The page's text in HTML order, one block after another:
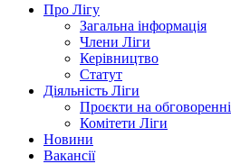
Про Лігу
Загальна інформація
Члени Ліги
Керівництво
Статут
Діяльність Ліги
Проєкти на обговоренні
Комітети Ліги
Новини
Вакансії